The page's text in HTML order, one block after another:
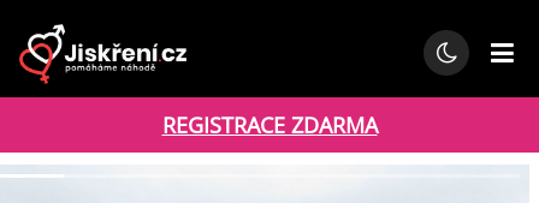
REGISTRACE ZDARMA